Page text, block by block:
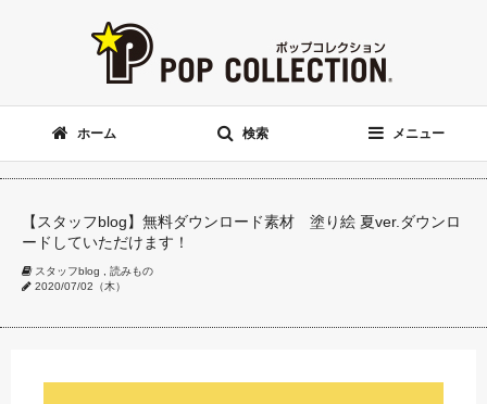
ホーム 検索 メニュー
【スタッフblog】無料ダウンロード素材 塗り絵 夏ver.ダウンロ
ードしていただけます！
スタッフblog
読みもの
2020/07/02（木）